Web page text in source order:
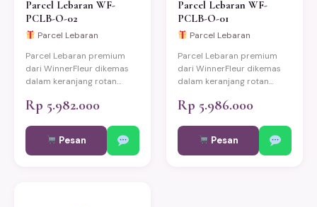
Parcel Lebaran WF-
PCLB-O-02
Parcel Lebaran
Parcel Lebaran premium
dari WinnerFleur dikemas
dalam keranjang rotan
produk pilihan berkualitas.
Fitri keluarga, relasi kantor,
dan mitra bisnis. Bisa
custom sesuai kebutuhan.
Rp 5.982.000
Pesan
Parcel Lebaran WF-
PCLB-O-01
Parcel Lebaran
Parcel Lebaran premium
dari WinnerFleur dikemas
dalam keranjang rotan
produk pilihan berkualitas.
Fitri keluarga, relasi kantor,
dan mitra bisnis. Bisa
custom sesuai kebutuhan.
Rp 5.986.000
Pesan